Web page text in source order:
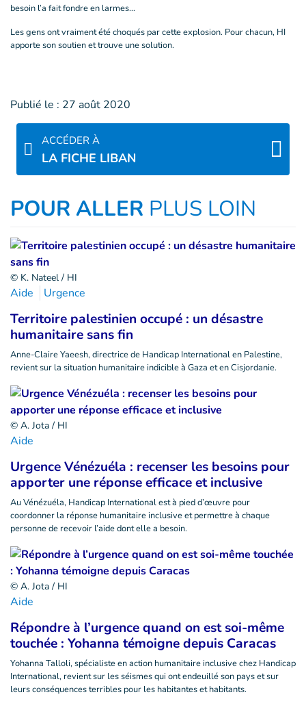
besoin l’a fait fondre en larmes...
Les gens ont vraiment été choqués par cette explosion. Pour chacun, HI
apporte son soutien et trouve une solution.
Publié le : 27 août 2020
ACCÉDER À
LA FICHE LIBAN
POUR ALLER PLUS LOIN
© K. Nateel / HI
Aide Urgence
Territoire palestinien occupé : un désastre
humanitaire sans fin
Anne-Claire Yaeesh, directrice de Handicap International en Palestine,
revient sur la situation humanitaire indicible à Gaza et en Cisjordanie.
© A. Jota / HI
Aide
Urgence Vénézuéla : recenser les besoins pour
apporter une réponse efficace et inclusive
Au Vénézuéla, Handicap International est à pied d’œuvre pour
coordonner la réponse humanitaire inclusive et permettre à chaque
personne de recevoir l’aide dont elle a besoin.
© A. Jota / HI
Aide
Répondre à l’urgence quand on est soi-même
touchée : Yohanna témoigne depuis Caracas
Yohanna Talloli, spécialiste en action humanitaire inclusive chez Handicap
International, revient sur les séismes qui ont endeuillé son pays et sur
leurs conséquences terribles pour les habitantes et habitants.